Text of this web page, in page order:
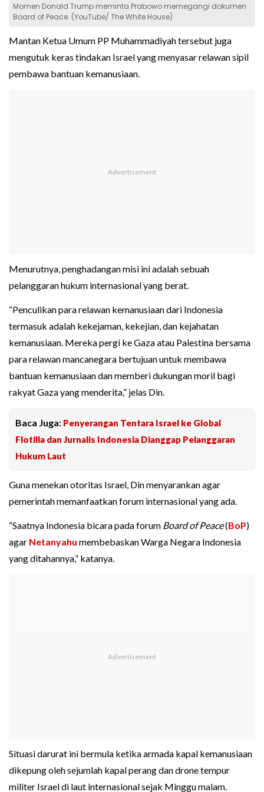
Momen Donald Trump meminta Prabowo memegangi dokumen
Board of Peace. (YouTube/ The White House)
Mantan Ketua Umum PP Muhammadiyah tersebut juga
mengutuk keras tindakan Israel yang menyasar relawan sipil
pembawa bantuan kemanusiaan.
Menurutnya, penghadangan misi ini adalah sebuah
pelanggaran hukum internasional yang berat.
“Penculikan para relawan kemanusiaan dari Indonesia
termasuk adalah kekejaman, kekejian, dan kejahatan
kemanusiaan. Mereka pergi ke Gaza atau Palestina bersama
para relawan mancanegara bertujuan untuk membawa
bantuan kemanusiaan dan memberi dukungan moril bagi
rakyat Gaza yang menderita,” jelas Din.
Baca Juga: Penyerangan Tentara Israel ke Global
Flotilla dan Jurnalis Indonesia Dianggap Pelanggaran
Hukum Laut
Guna menekan otoritas Israel, Din menyarankan agar
pemerintah memanfaatkan forum internasional yang ada.
“Saatnya Indonesia bicara pada forum Board of Peace(BoP)
agar Netanyahu membebaskan Warga Negara Indonesia
yang ditahannya,” katanya.
Situasi darurat ini bermula ketika armada kapal kemanusiaan
dikepung oleh sejumlah kapal perang dan drone tempur
militer Israel di laut internasional sejak Minggu malam.